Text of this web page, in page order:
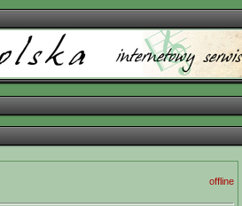
offline